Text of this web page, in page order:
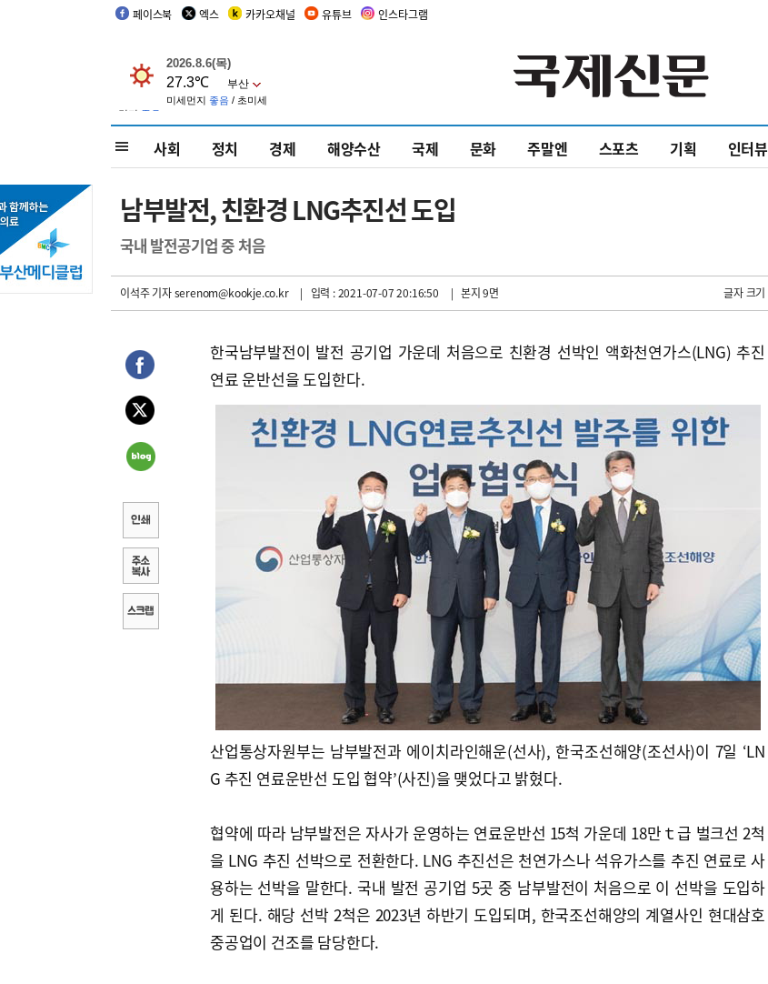
페이스북 엑스 카카오채널 유튜브 인스타그램
사회 정치 경제 해양수산 국제 문화 주말엔 스포츠 기획 인터뷰
남부발전, 친환경 LNG추진선 도입
국내 발전공기업 중 처음
이석주 기자serenom@kookje.co.kr | 입력 : 2021-07-07 20:16:50 | 본지 9면 글자 크기
한국남부발전이 발전 공기업 가운데 처음으로 친환경 선박인 액화천연가스(LNG) 추진
연료 운반선을 도입한다.
산업통상자원부는 남부발전과 에이치라인해운(선사), 한국조선해양(조선사)이 7일 ‘LN
G 추진 연료운반선 도입 협약’(사진)을 맺었다고 밝혔다.
협약에 따라 남부발전은 자사가 운영하는 연료운반선 15척 가운데 18만ｔ급 벌크선 2척
을 LNG 추진 선박으로 전환한다. LNG 추진선은 천연가스나 석유가스를 추진 연료로 사
용하는 선박을 말한다. 국내 발전 공기업 5곳 중 남부발전이 처음으로 이 선박을 도입하
게 된다. 해당 선박 2척은 2023년 하반기 도입되며, 한국조선해양의 계열사인 현대삼호
중공업이 건조를 담당한다.